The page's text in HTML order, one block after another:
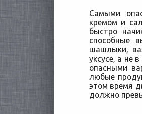
Самыми
кремом и
быстро
способные
шашлыки,
уксусе, а не
опасными
любые
этом время
должно